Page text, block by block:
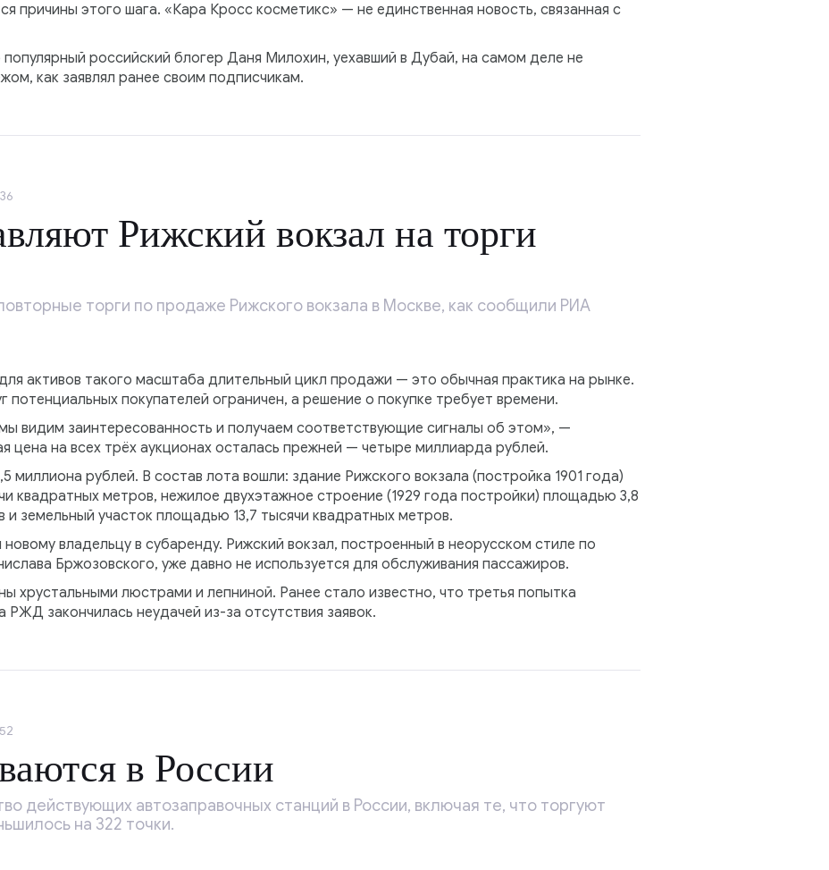
причины этого шага. «Кара Кросс косметикс» — не единственная новость, связанная с
популярный российский блогер Даня Милохин, уехавший в Дубай, на самом деле не
как заявлял ранее своим подписчикам.
Рижский вокзал на торги
торги по продаже Рижского вокзала в Москве, как сообщили РИА
активов такого масштаба длительный цикл продажи — это обычная практика на рынке.
потенциальных покупателей ограничен, а решение о покупке требует времени.
видим заинтересованность и получаем соответствующие сигналы об этом», —
цена на всех трёх аукционах осталась прежней — четыре миллиарда рублей.
миллиона рублей. В состав лота вошли: здание Рижского вокзала (постройка 1901 года)
квадратных метров, нежилое двухэтажное строение (1929 года постройки) площадью 3,8
и земельный участок площадью 13,7 тысячи квадратных метров.
владельцу в субаренду. Рижский вокзал, построенный в неорусском стиле по
Бржозовского, уже давно не используется для обслуживания пассажиров.
хрустальными люстрами и лепниной. Ранее стало известно, что третья попытка
закончилась неудачей из-за отсутствия заявок.
в России
действующих автозаправочных станций в России, включая те, что торгуют
на 322 точки.